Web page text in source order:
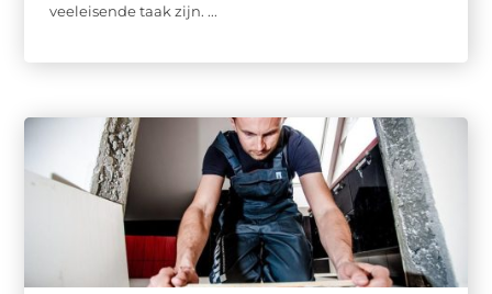
veeleisende taak zijn. ...